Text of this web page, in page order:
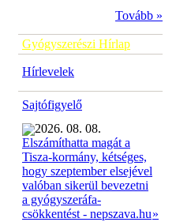
Tovább »
Gyógyszerészi Hírlap
Hírlevelek
Sajtófigyelő
2026. 08. 08.
Elszámíthatta magát a
Tisza-kormány, kétséges,
hogy szeptember elsejével
valóban sikerül bevezetni
a gyógyszeráfa-
csökkentést - nepszava.hu»